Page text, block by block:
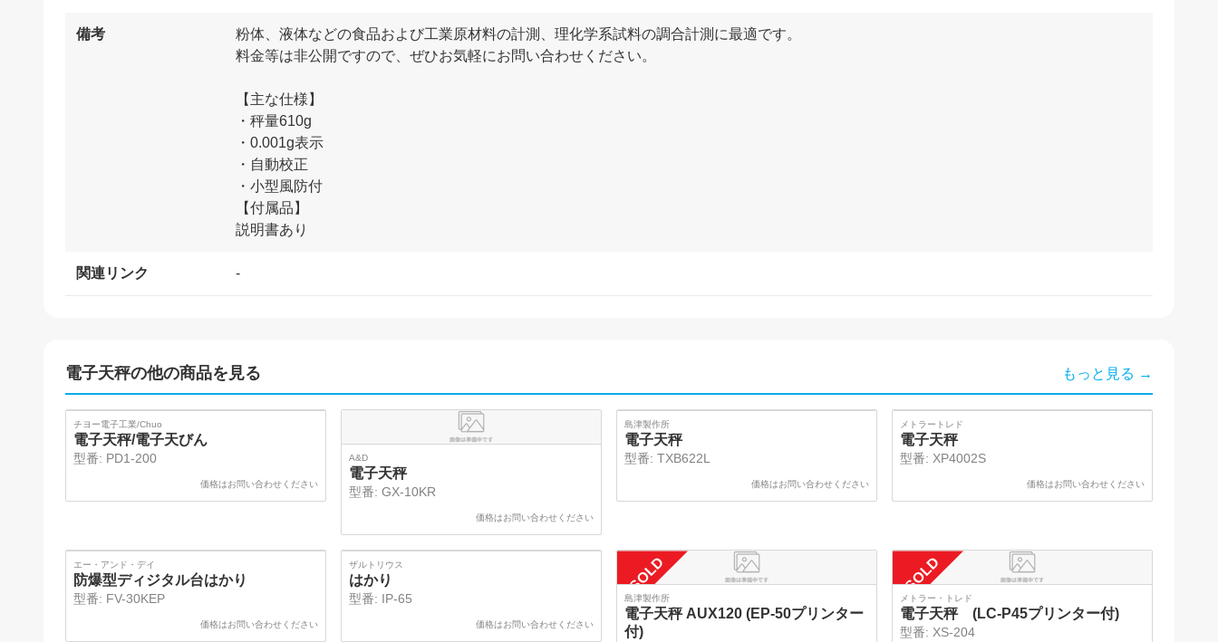
備考
粉体、液体などの食品および工業原材料の計測、理化学系試料の調合計測に最適です。
料金等は非公開ですので、ぜひお気軽にお問い合わせください。
【主な仕様】
・秤量610g
・0.001g表示
・自動校正
・小型風防付
【付属品】
関連リンク -
電子天秤の他の商品を見る もっと見る →
SOLD
チヨー電子工業/Chuo
電子天秤/電子天びん
型番: PD1-200
価格はお問い合わせください
A&D
電子天秤
型番: GX-10KR
価格はお問い合わせください
SOLD
島津製作所
電子天秤
型番: TXB622L
価格はお問い合わせください
SOLD
メトラートレド
電子天秤
型番: XP4002S
価格はお問い合わせください
エー・アンド・デイ
防爆型ディジタル台はかり
型番: FV-30KEP
価格はお問い合わせください
SOLD
ザルトリウス
はかり
型番: IP-65
価格はお問い合わせください
SOLD
島津製作所
電子天秤 AUX120 (EP-50プリンター
付)
SOLD
メトラー・トレド
電子天秤 (LC-P45プリンター付)
型番: XS-204